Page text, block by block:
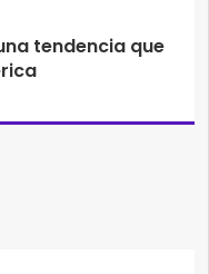
tendencia que